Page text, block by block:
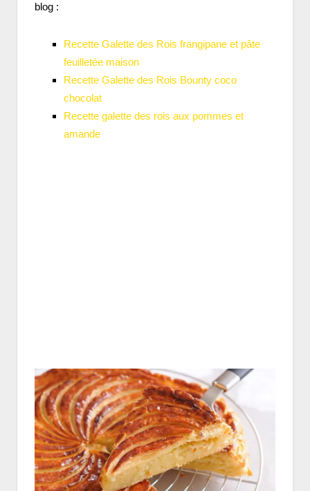
blog :
Recette Galette des Rois frangipane et pâte
feuilletée maison
Recette Galette des Rois Bounty coco
chocolat
Recette galette des rois aux pommes et
amande